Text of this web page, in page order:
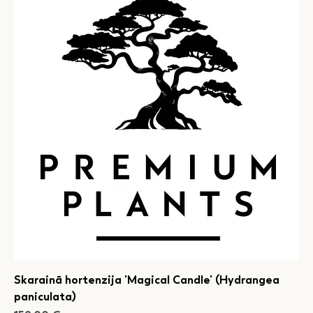
Skarainā hortenzija 'Magical Candle' (Hydrangea
paniculata)